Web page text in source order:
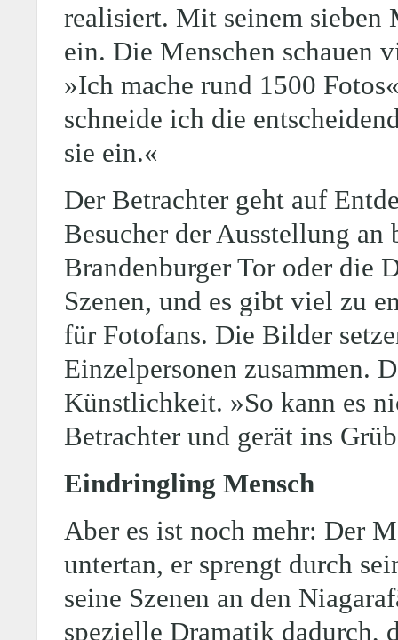
realisiert. Mit seinem sieben
ein. Die Menschen schauen
»Ich mache rund 1500
schneide ich die
sie ein.«
Der Betrachter geht auf
Besucher der Ausstellung an
Brandenburger Tor oder die
Szenen, und es gibt viel zu
für Fotofans. Die Bilder
Einzelpersonen zusammen.
Künstlichkeit. »So kann es
Betrachter und gerät ins
Eindringling Mensch
Aber es ist noch mehr: Der
untertan, er sprengt durch
seine Szenen an den
spezielle Dramatik dadurch,